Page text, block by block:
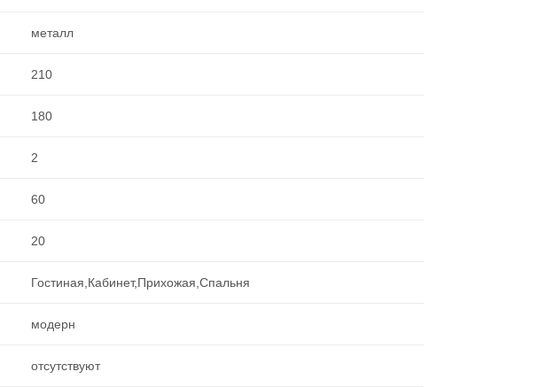
металл
210
180
2
60
20
Гостиная,Кабинет,Прихожая,Спальня
модерн
отсутствуют